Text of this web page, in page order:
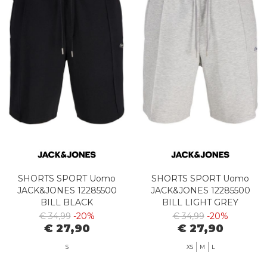
SHORTS SPORT Uomo
JACK&JONES 12285500
BILL BLACK
€ 34,99 -20%
€ 27,90
S
SHORTS SPORT Uomo
JACK&JONES 12285500
BILL LIGHT GREY
€ 34,99 -20%
€ 27,90
XS M L